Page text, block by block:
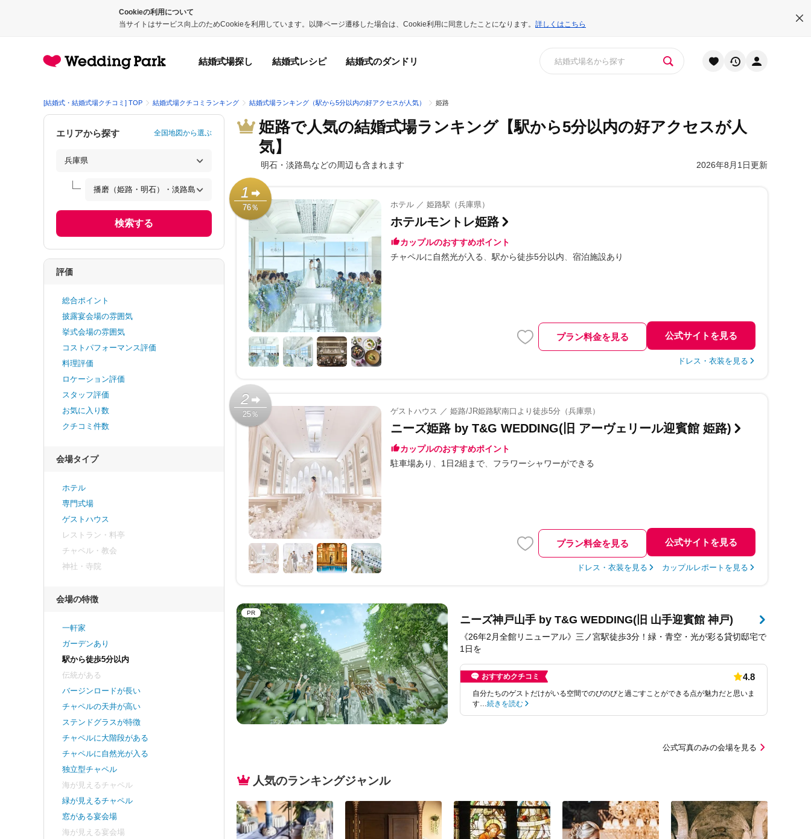
Cookieの利用について
当サイトはサービス向上のためCookieを利用しています。以降ページ遷移した場合は、Cookie利用に同意したことになります。 詳しくはこちら
結婚式場探し 結婚式レシピ 結婚式のダンドリ
[結婚式・結婚式場クチコミ] TOP 結婚式場クチコミランキング 結婚式場ランキング（駅から5分以内の好アクセスが人気） 姫路
姫路で人気の結婚式場ランキング【駅から5分以内の好アクセスが人
気】
2026年8月1日更新
明石・淡路島などの周辺も含まれます
1
76％ ホテル ／ 姫路駅（兵庫県）
ホテルモントレ姫路
カップルのおすすめポイント
チャペルに自然光が入る
駅から徒歩5分以内 宿泊施設あり
プラン料金を見る 公式サイトを見る
ドレス・衣装を見る
2
25％ ゲストハウス ／ 姫路/JR姫路駅南口より徒歩5分（兵庫県）
ニーズ姫路 by T&G WEDDING(旧 アーヴェリール迎賓館 姫路)
カップルのおすすめポイント
駐車場あり
1日2組まで フラワーシャワーができる
プラン料金を見る 公式サイトを見る
ドレス・衣装を見る カップルレポートを見る
PR
ニーズ神戸山手 by T&G WEDDING(旧 山手迎賓館 神戸)
《26年2月全館リニューアル》三ノ宮駅徒歩3分！緑・青空・光が彩る貸切邸宅で
1日を
おすすめクチコミ 4.8
自分たちのゲストだけがいる空間でのびのびと過ごすことができる点が魅力だと思いま
す…続きを読む
公式写真のみの会場を見る
人気のランキングジャンル
エリアから探す 全国地図から選ぶ
検索する
評価
総合ポイント
披露宴会場の雰囲気
挙式会場の雰囲気
コストパフォーマンス評価
料理評価
ロケーション評価
スタッフ評価
お気に入り数
クチコミ件数
会場タイプ
ホテル
専門式場
ゲストハウス
レストラン・料亭
チャペル・教会
神社・寺院
会場の特徴
一軒家
ガーデンあり
駅から徒歩5分以内
伝統がある
バージンロードが長い
チャペルの天井が高い
ステンドグラスが特徴
チャペルに大階段がある
チャペルに自然光が入る
独立型チャペル
海が見えるチャペル
緑が見えるチャペル
窓がある宴会場
海が見える宴会場